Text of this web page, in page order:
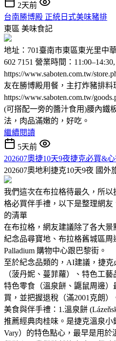
2天前
台南勝博殿 正統日式美味豬排
東區 美味食記
地址：701臺南市東區東光里中
602 7151 營業時間：
https://www.saboten.com.tw/
友在勝博殿用餐，主打炸豬排料
https://www.saboten.com.tw/
(可搭配一旁的醬汁食用)腰內鐵
法，肉品滿嫩的，好吃。
繼續閱讀
5天前
202607奧捷10天9夜捷克必買&
202607奧地利捷克10天9夜 國外
我們這次在布拉格待最久，所
格必買伴手禮，以下是整理網
的清單
在布拉格，網友建議除了各大景
紀念品尋寶地、布拉格舊城區周
Palladium 購物中心跟巴黎街。
至於紀念品類的，AI建議，捷
（菠丹妮、蔓菲蘿）、特色工
特色零食（溫泉餅、鼴鼠周邊
買，並把握退稅（滿2001克朗）
美食與伴手禮：1.溫泉餅
推薦經典肉桂味。是捷克溫泉小
Vary）的特色點心，最早是用